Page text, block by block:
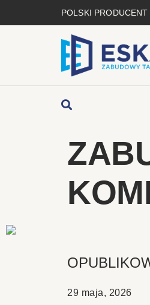
POLSKI PRODUCENT
29 maja, 2026